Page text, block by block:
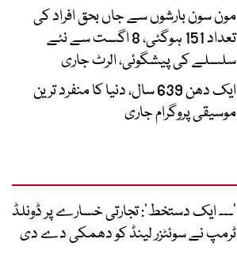
مون سون بارشوں سے جاں بحق افراد کی
تعداد 151 ہوگئی، 8 اگست سے نئے
سلسلے کی پیشگوئی، الرٹ جاری
ایک دھن 639 سال، دنیا کا منفرد ترین
موسیقی پروگرام جاری
’۔۔۔ ایک دستخط‘: تجارتی خسارے پر ڈونلڈ
ٹرمپ نے سوئٹزر لینڈ کو دھمکی دے دی